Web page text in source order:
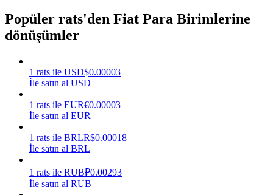
Kazan
Popüler rats'den Fiat Para Birimlerine
dönüşümler
1 rats ile USD$0.00003
İle satın al USD
1 rats ile EUR€0.00003
İle satın al EUR
1 rats ile BRLR$0.00018
İle satın al BRL
1 rats ile RUB₽0.00293
İle satın al RUB